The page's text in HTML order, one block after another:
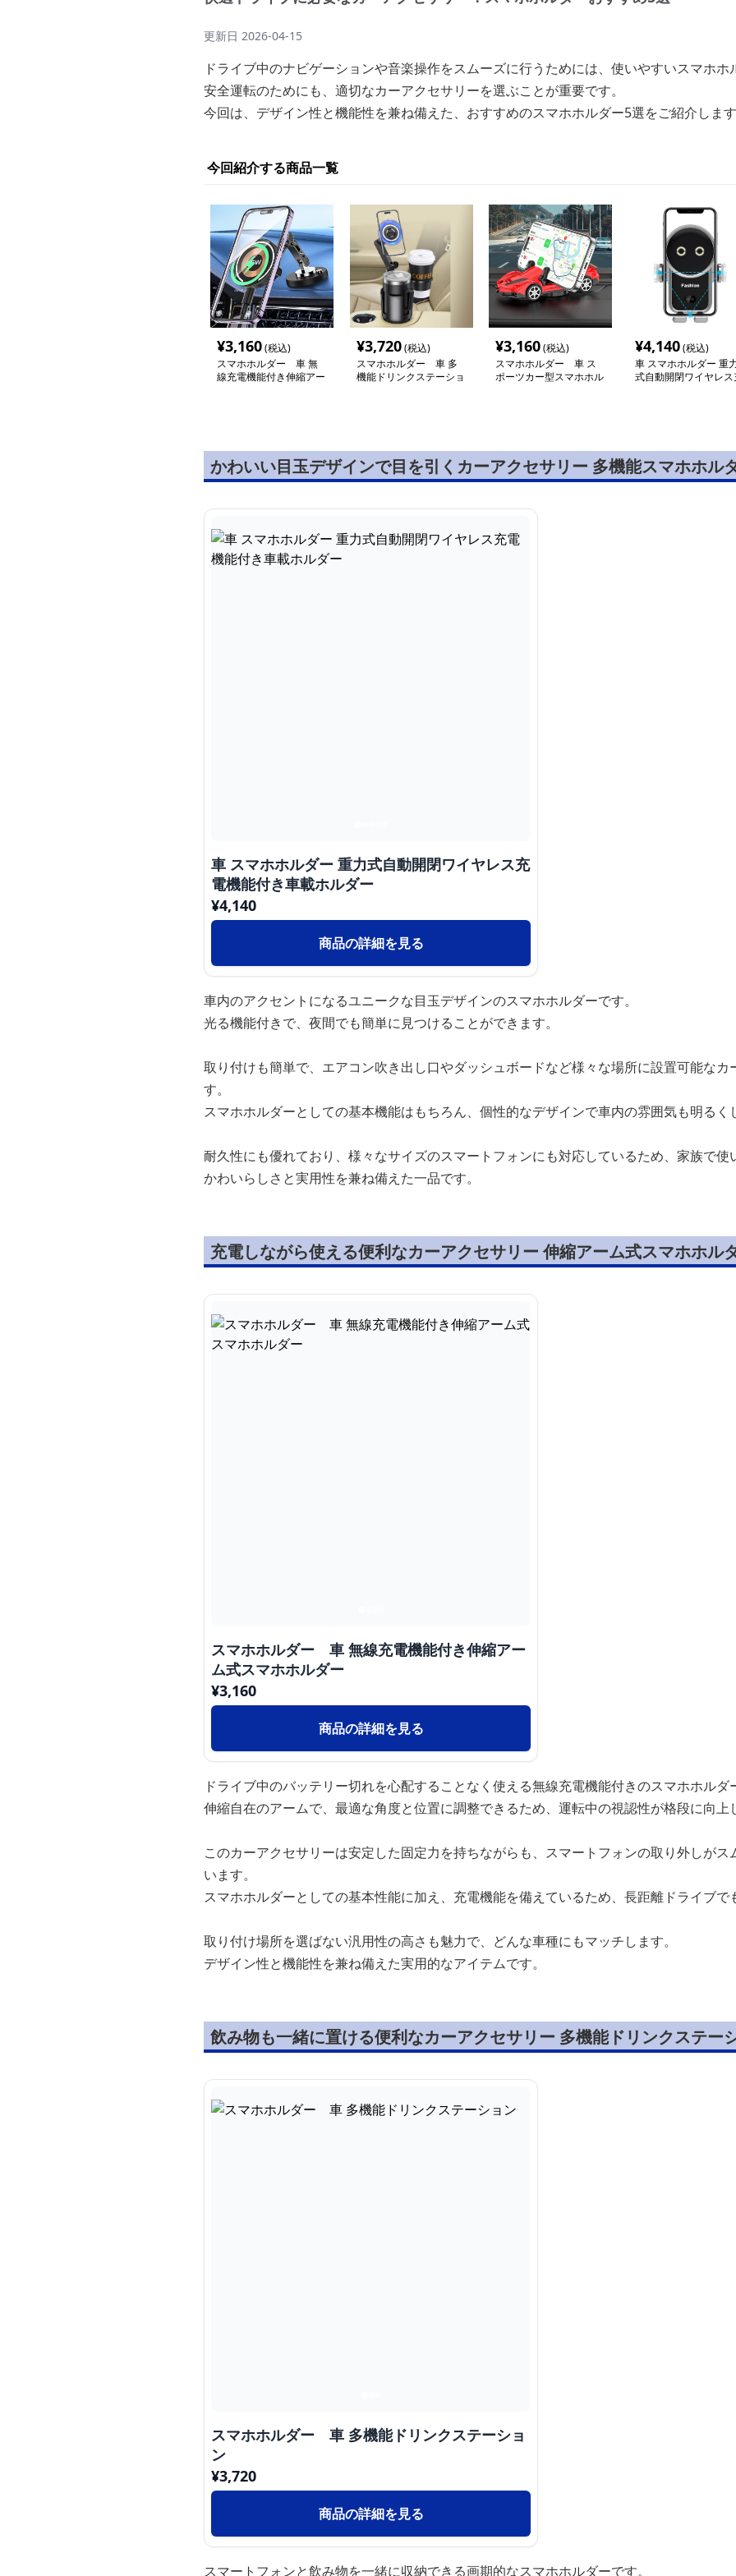
更新日 2026-04-15
ドライブ中のナビゲーションや音楽操作をスムーズに行うためには、使いやすいスマホホ
安全運転のためにも、適切なカーアクセサリーを選ぶことが重要です。
今回は、デザイン性と機能性を兼ね備えた、おすすめのスマホホルダー5選をご紹介します
今回紹介する商品一覧
¥3,160(税込)
スマホホルダー 車 無
線充電機能付き伸縮アー
¥3,720(税込)
スマホホルダー 車 多
機能ドリンクステーショ
¥3,160(税込)
スマホホルダー 車 ス
ポーツカー型スマホホル
¥4,140(税込)
車 スマホホルダー 重
式自動開閉ワイヤレス
かわいい目玉デザインで目を引くカーアクセサリー 多機能スマホホル
車 スマホホルダー 重力式自動開閉ワイヤレス充
電機能付き車載ホルダー
¥4,140
商品の詳細を見る
車内のアクセントになるユニークな目玉デザインのスマホホルダーです。
光る機能付きで、夜間でも簡単に見つけることができます。
取り付けも簡単で、エアコン吹き出し口やダッシュボードなど様々な場所に設置可能なカ
す。
スマホホルダーとしての基本機能はもちろん、個性的なデザインで車内の雰囲気も明るく
耐久性にも優れており、様々なサイズのスマートフォンにも対応しているため、家族で使
かわいらしさと実用性を兼ね備えた一品です。
充電しながら使える便利なカーアクセサリー 伸縮アーム式スマホホル
スマホホルダー 車 無線充電機能付き伸縮アー
ム式スマホホルダー
¥3,160
商品の詳細を見る
ドライブ中のバッテリー切れを心配することなく使える無線充電機能付きのスマホホルダ
伸縮自在のアームで、最適な角度と位置に調整できるため、運転中の視認性が格段に向上
このカーアクセサリーは安定した固定力を持ちながらも、スマートフォンの取り外しがス
います。
スマホホルダーとしての基本性能に加え、充電機能を備えているため、長距離ドライブで
取り付け場所を選ばない汎用性の高さも魅力で、どんな車種にもマッチします。
デザイン性と機能性を兼ね備えた実用的なアイテムです。
飲み物も一緒に置ける便利なカーアクセサリー 多機能ドリンクステー
スマホホルダー 車 多機能ドリンクステーショ
ン
¥3,720
商品の詳細を見る
スマートフォンと飲み物を一緒に収納できる画期的なスマホホルダーです。